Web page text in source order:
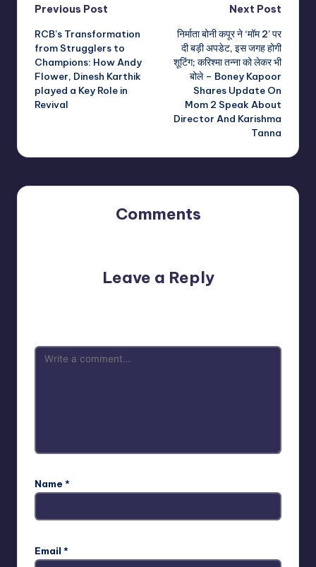
Post
navigation
Previous Post
RCB’s Transformation
from Strugglers to
Champions: How Andy
Flower, Dinesh Karthik
played a Key Role in
Revival
Next Post
निर्माता बोनी कपूर ने ‘मॉम 2’ पर
दी बड़ी अपडेट, इस जगह होगी
शूटिंग; करिश्मा तन्ना को लेकर भी
बोले – Boney Kapoor
Shares Update On
Mom 2 Speak About
Director And Karishma
Tanna
Comments
Leave a Reply
Name *
Email *